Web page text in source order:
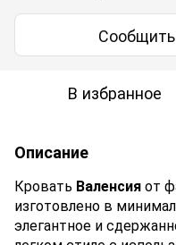
В избранное
Описание
Кровать Валенсияот
изготовлено в
элегантное и